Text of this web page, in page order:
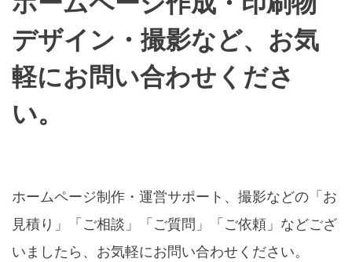
デザイン・撮影など、お気
軽にお問い合わせくださ
い。
ホームページ制作・運営サポート、撮影などの「お
見積り」「ご相談」「ご質問」「ご依頼」などござ
いましたら、お気軽にお問い合わせください。